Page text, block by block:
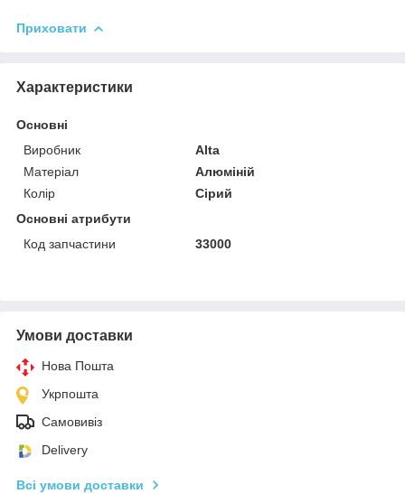
Приховати
Характеристики
Основні
Виробник
Alta
Матеріал
Алюміній
Колір
Сірий
Основні атрибути
Код запчастини
33000
Умови доставки
Нова Пошта
Укрпошта
Самовивіз
Delivery
Всі умови доставки